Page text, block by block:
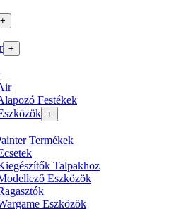
+
+
Festékek
+
Termékek
Talpakhoz
Eszközök
Eszközök